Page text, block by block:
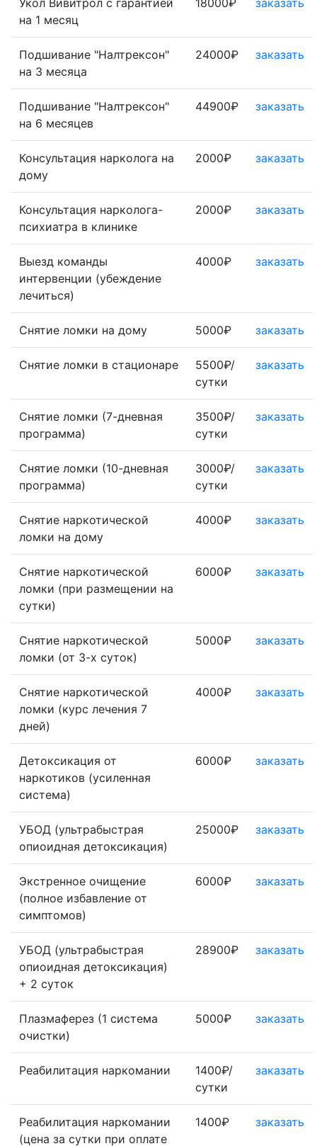
Укол Вивитрол с гарантией
на 1 месяц
18000₽ заказать
Подшивание "Налтрексон"
на 3 месяца
24000₽ заказать
Подшивание "Налтрексон"
на 6 месяцев
44900₽ заказать
Консультация нарколога на
дому
2000₽ заказать
Консультация нарколога-
психиатра в клинике
2000₽ заказать
Выезд команды
интервенции (убеждение
лечиться)
4000₽ заказать
Снятие ломки на дому 5000₽ заказать
Снятие ломки в стационаре
5500₽/
сутки
заказать
Снятие ломки (7-дневная
программа)
3500₽/
сутки
заказать
Снятие ломки (10-дневная
программа)
3000₽/
сутки
заказать
Снятие наркотической
ломки на дому
4000₽ заказать
Снятие наркотической
ломки (при размещении на
сутки)
6000₽ заказать
Снятие наркотической
ломки (от 3-х суток)
5000₽ заказать
Снятие наркотической
ломки (курс лечения 7
дней)
4000₽ заказать
Детоксикация от
наркотиков (усиленная
система)
6000₽ заказать
УБОД (ультрабыстрая
опиоидная детоксикация)
25000₽ заказать
Экстренное очищение
(полное избавление от
симптомов)
6000₽ заказать
УБОД (ультрабыстрая
опиоидная детоксикация)
+ 2 суток
28900₽ заказать
Плазмаферез (1 система
очистки)
5000₽ заказать
Реабилитация наркомании
1400₽/
сутки
заказать
Реабилитация наркомании
(цена за сутки при оплате
1400₽ заказать